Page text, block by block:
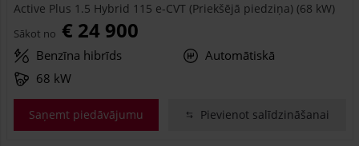
Active Plus 1.5 Hybrid 115 e-CVT (Priekšējā piedziņa) (68 kW)
Sākot no € 24 900
Benzīna hibrīds
Automātiskā
68 kW
Saņemt piedāvājumu Pievienot salīdzināšanai